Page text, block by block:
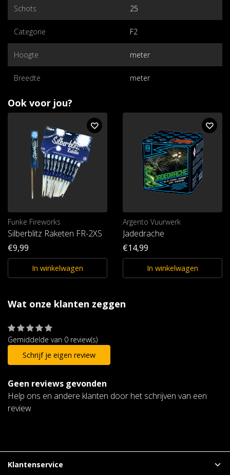
Schots 25
Categorie F2
Hoogte meter
Breedte meter
Ook voor jou?
Funke Fireworks
Silberblitz Raketen FR-2XS
€9,99
In winkelwagen
Argento Vuurwerk
Jadedrache
€14,99
In winkelwagen
Wat onze klanten zeggen
Gemiddelde van 0 review(s)
Schrijf je eigen review
Geen reviews gevonden
Help ons en andere klanten door het schrijven van een
review
Klantenservice